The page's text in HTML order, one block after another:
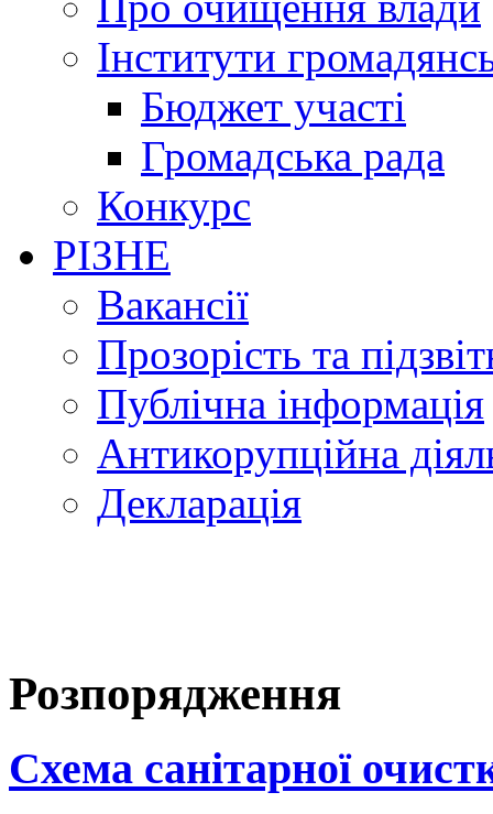
Інститути
Бюджет участі
Громадська рада
Конкурс
РІЗНЕ
Вакансії
Прозорість та
Публічна інформація
Антикорупційна
Декларація
Розпорядження
Схема санітарної